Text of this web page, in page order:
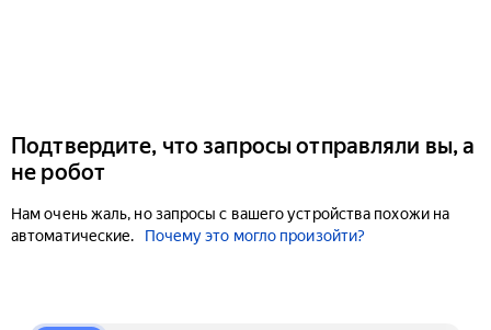
Подтвердите, что запросы отправляли вы, а
не робот
Нам очень жаль, но запросы с вашего устройства похожи на
автоматические.
Почему это могло произойти?